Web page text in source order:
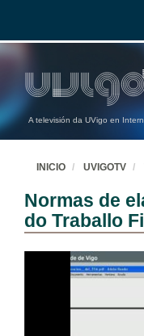
A televisión da UVigo en
INICIO UVIGOTV
Normas de
do Traballo